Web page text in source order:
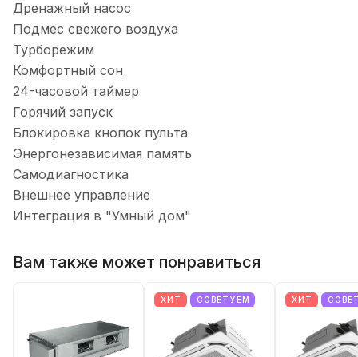
Дренажный насос
Подмес свежего воздуха
Турборежим
Комфортный сон
24-часовой таймер
Горячий запуск
Блокировка кнопок пульта
Энергонезависимая память
Самодиагностика
Внешнее управление
Интеграция в "Умный дом"
Вам также может понравиться
ХИТ СОВЕТУЕМ ХИТ